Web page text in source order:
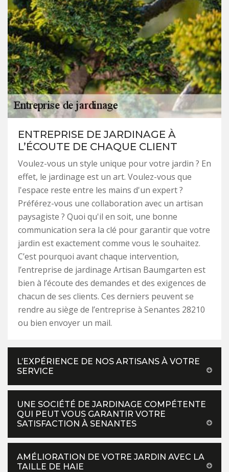
ENTREPRISE DE JARDINAGE À
L’ÉCOUTE DE CHAQUE CLIENT
Voulez-vous un style unique pour votre jardin ? En
effet, le jardinage est un art. Voulez-vous que
l'espace reste entre les mains d'un expert ?
Préférez-vous une collaboration avec un artisan
paysagiste ? Quoi qu'il en soit, une bonne
communication sera la clé pour garantir que votre
jardin est exactement comme vous le souhaitez.
C’est pourquoi avant chaque intervention,
l’entreprise de jardinage Artisan Baumgarten est
bien à l’écoute des demandes et des exigences de
chacun de ses clients. Ces derniers peuvent se
rendre au siège de l’entreprise à Senantes 28210
ou bien envoyer un mail.
L’EXPÉRIENCE DE NOS ARTISANS À VOTRE
SERVICE
UNE SOCIÉTÉ DE JARDINAGE COMPÉTENTE
QUI PEUT VOUS GARANTIR VOTRE
SATISFACTION À SENANTES
AMÉLIORATION DE VOTRE JARDIN AVEC LA
TAILLE DE HAIE